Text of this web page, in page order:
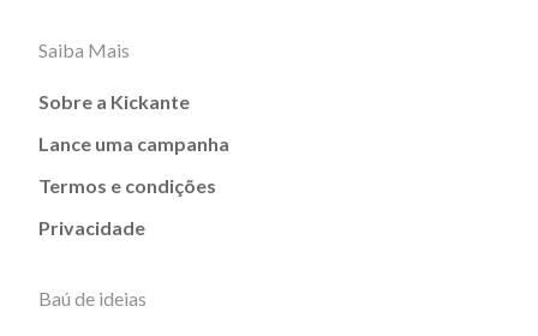
Saiba Mais
Sobre a Kickante
Lance uma campanha
Termos e condições
Privacidade
Baú de ideias